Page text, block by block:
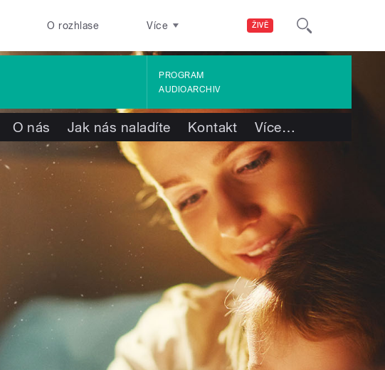
ŽIVĚ
O rozhlase Více
PROGRAM
AUDIOARCHIV
O nás Jak nás naladíte Kontakt Více…